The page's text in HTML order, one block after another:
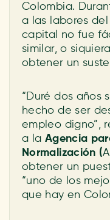
Colombia.
a las labores
capital no fue
similar, o
obtener un
“Duré dos años
hecho de ser
empleo digno”,
a la Agencia
Normalización (
obtener un
“uno de los
que hay en